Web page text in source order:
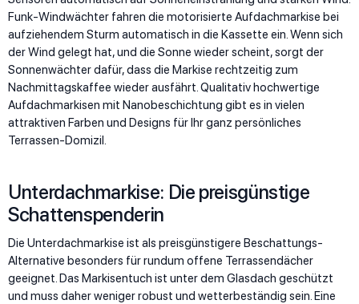
Funk-Windwächter fahren die motorisierte Aufdachmarkise bei
aufziehendem Sturm automatisch in die Kassette ein. Wenn sich
der Wind gelegt hat, und die Sonne wieder scheint, sorgt der
Sonnenwächter dafür, dass die Markise rechtzeitig zum
Nachmittagskaffee wieder ausfährt. Qualitativ hochwertige
Aufdachmarkisen mit Nanobeschichtung gibt es in vielen
attraktiven Farben und Designs für Ihr ganz persönliches
Terrassen-Domizil.
Unterdachmarkise: Die preisgünstige
Schattenspenderin
Die Unterdachmarkise ist als preisgünstigere Beschattungs-
Alternative besonders für rundum offene Terrassendächer
geeignet. Das Markisentuch ist unter dem Glasdach geschützt
und muss daher weniger robust und wetterbeständig sein. Eine